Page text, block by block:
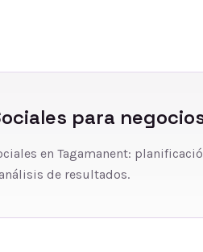
para
en Tagamanent:
de resultados.